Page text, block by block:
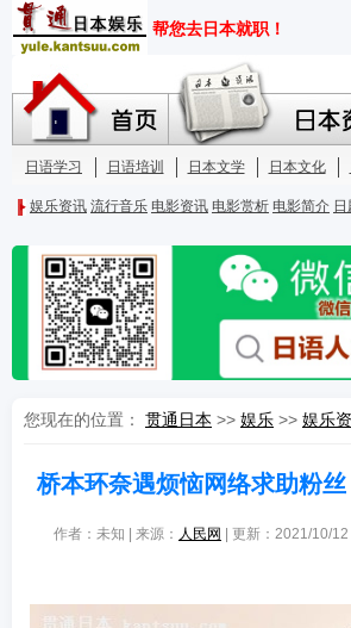
您现在的位置： 贯通日本 >> 娱乐 >> 娱乐
桥本环奈遇烦恼网络求助粉
作者：未知 | 来源： 人民网 | 更新：2021/10/